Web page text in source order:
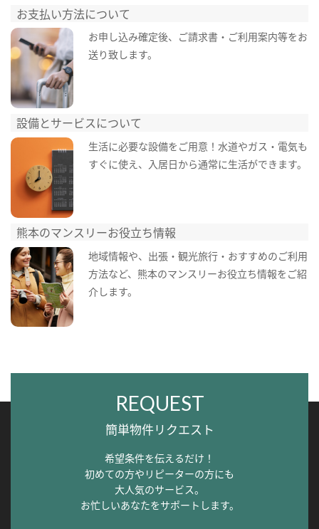
お支払い方法について
お申し込み確定後、ご請求書・ご利用案内等をお
送り致します。
設備とサービスについて
生活に必要な設備をご用意！水道やガス・電気も
すぐに使え、入居日から通常に生活ができます。
熊本のマンスリーお役立ち情報
地域情報や、出張・観光旅行・おすすめのご利用
方法など、熊本のマンスリーお役立ち情報をご紹
介します。
REQUEST
簡単物件リクエスト
希望条件を伝えるだけ！
初めての方やリピーターの方にも
大人気のサービス。
お忙しいあなたをサポートします。